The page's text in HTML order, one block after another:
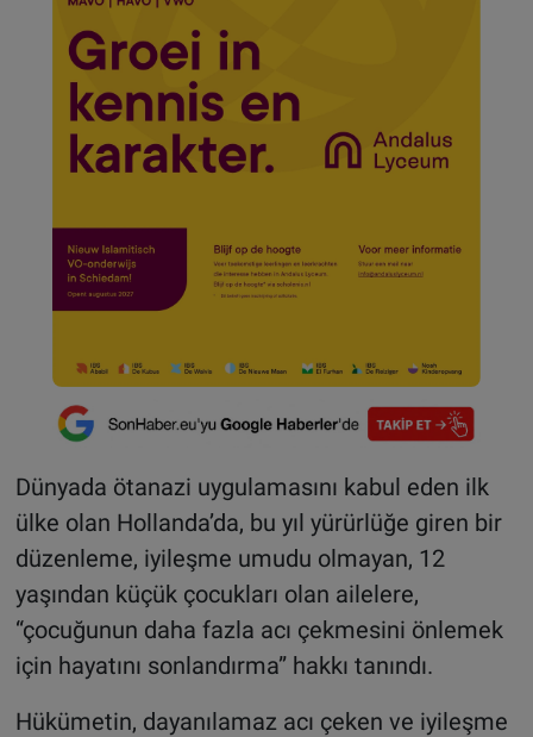
Dünyada ötanazi uygulamasını kabul eden ilk
ülke olan Hollanda’da, bu yıl yürürlüğe giren bir
düzenleme, iyileşme umudu olmayan, 12
yaşından küçük çocukları olan ailelere,
“çocuğunun daha fazla acı çekmesini önlemek
için hayatını sonlandırma” hakkı tanındı.
Hükümetin, dayanılamaz acı çeken ve iyileşme